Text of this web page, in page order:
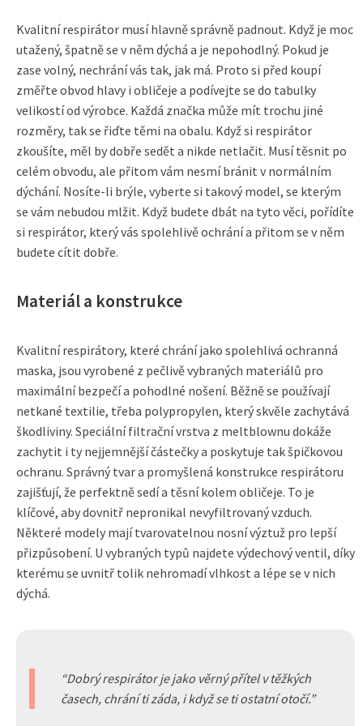
Kvalitní respirátor musí hlavně správně padnout. Když je moc
utažený, špatně se v něm dýchá a je nepohodlný. Pokud je
zase volný, nechrání vás tak, jak má. Proto si před koupí
změřte obvod hlavy i obličeje a podívejte se do tabulky
velikostí od výrobce. Každá značka může mít trochu jiné
rozměry, tak se řiďte těmi na obalu. Když si respirátor
zkoušíte, měl by dobře sedět a nikde netlačit. Musí těsnit po
celém obvodu, ale přitom vám nesmí bránit v normálním
dýchání. Nosíte-li brýle, vyberte si takový model, se kterým
se vám nebudou mlžit. Když budete dbát na tyto věci, pořídíte
si respirátor, který vás spolehlivě ochrání a přitom se v něm
budete cítit dobře.
Materiál a konstrukce
Kvalitní respirátory, které chrání jako spolehlivá ochranná
maska, jsou vyrobené z pečlivě vybraných materiálů pro
maximální bezpečí a pohodlné nošení. Běžně se používají
netkané textilie, třeba polypropylen, který skvěle zachytává
škodliviny. Speciální filtrační vrstva z meltblownu dokáže
zachytit i ty nejjemnější částečky a poskytuje tak špičkovou
ochranu. Správný tvar a promyšlená konstrukce respirátoru
zajišťují, že perfektně sedí a těsní kolem obličeje. To je
klíčové, aby dovnitř nepronikal nevyfiltrovaný vzduch.
Některé modely mají tvarovatelnou nosní výztuž pro lepší
přizpůsobení. U vybraných typů najdete výdechový ventil, díky
kterému se uvnitř tolik nehromadí vlhkost a lépe se v nich
dýchá.
Dobrý respirátor je jako věrný přítel v těžkých
časech, chrání ti záda, i když se ti ostatní otočí.